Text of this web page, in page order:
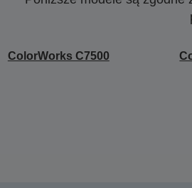
ColorWorks C7500